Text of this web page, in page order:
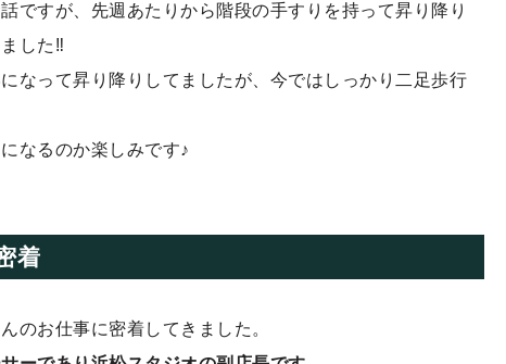
ですが、先週あたりから階段の手すりを持って昇り降り
した‼︎
なって昇り降りしてましたが、今ではしっかり二足歩行
なるのか楽しみです♪
着
のお仕事に密着してきました。